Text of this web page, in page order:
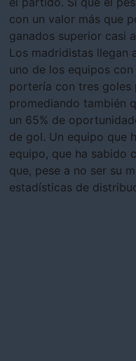
con un valor más que
ganados superior casi
Los madridistas llegan
uno de los equipos
portería con tres
promediando también
un 65% de
de gol. Un equipo que
equipo, que ha sabido
que, pese a no ser su
estadísticas de